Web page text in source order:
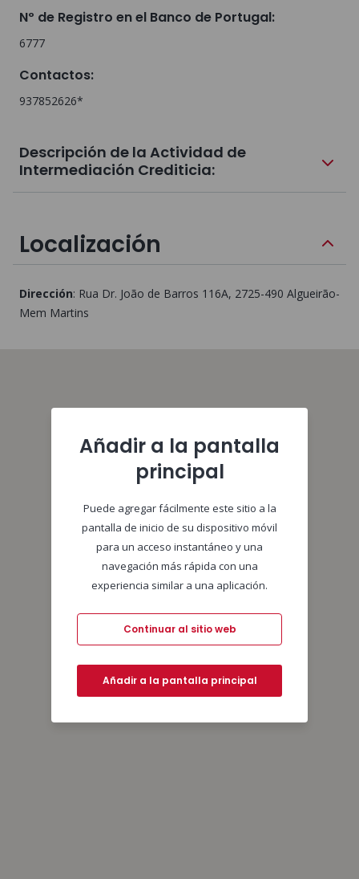
Nº de Registro en el Banco de Portugal:
6777
Contactos:
937852626*
Descripción de la Actividad de
Intermediación Crediticia:
Localización
Dirección: Rua Dr. João de Barros 116A, 2725-490 Algueirão-
Mem Martins
Añadir a la pantalla
principal
Puede agregar fácilmente este sitio a la
pantalla de inicio de su dispositivo móvil
para un acceso instantáneo y una
navegación más rápida con una
experiencia similar a una aplicación.
Continuar al sitio web
Añadir a la pantalla principal